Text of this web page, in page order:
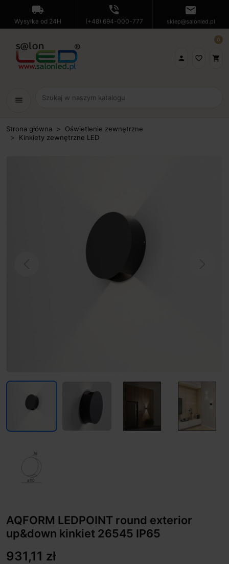
local_shipping
Wysyłka od 24H
phone_in_talk
(+48) 694-000-777
mail
sklep@salonled.pl
 favorite_border shopping_cart
0
menu
Strona główna
Oświetlenie zewnętrzne
Kinkiety zewnętrzne LED
AQFORM LEDPOINT round exterior
up&down kinkiet 26545 IP65
931,11 zł